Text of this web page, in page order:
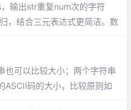
输出str重复num次的字符
，结合三元表达式更简洁。数
也可以比较大小；两个字符串
ASCII码的大小，比较原则如